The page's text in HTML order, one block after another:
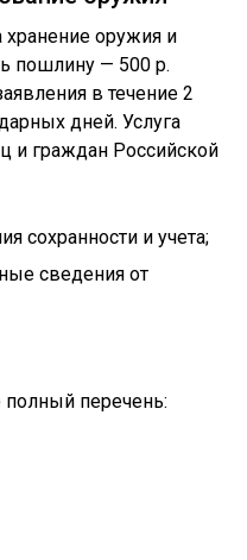
оружия и
пошлину — 500 р.
в течение 2
дней. Услуга
и граждан Российской
сохранности и учета;
сведения от
полный перечень: